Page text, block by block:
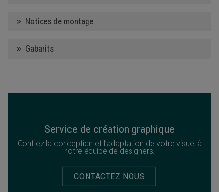
Notices de montage
Gabarits
Service de création graphique
Confiez la conception et l’adaptation de votre visuel à
notre équipe de designers.
CONTACTEZ NOUS